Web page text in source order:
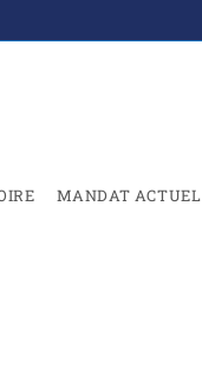
MANDAT ACTUEL